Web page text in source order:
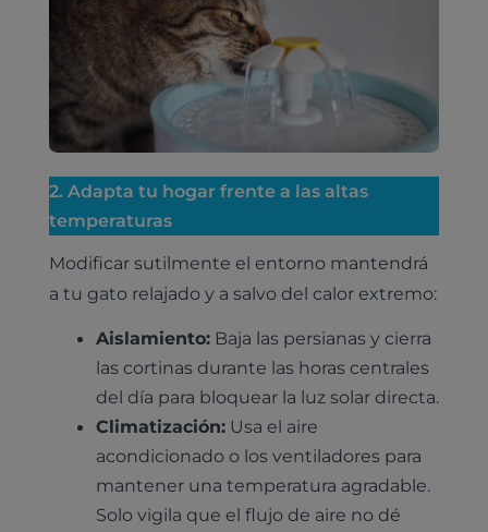
2. Adapta tu hogar frente a las altas
temperaturas
Modificar sutilmente el entorno mantendrá
a tu gato relajado y a salvo del calor extremo:
Aislamiento: Baja las persianas y cierra
las cortinas durante las horas centrales
del día para bloquear la luz solar directa.
Climatización: Usa el aire
acondicionado o los ventiladores para
mantener una temperatura agradable.
Solo vigila que el flujo de aire no dé